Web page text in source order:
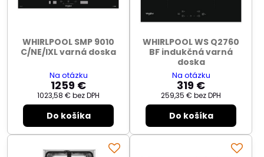
WHIRLPOOL SMP 9010
C/NE/IXL varná doska
Na otázku
1259 €
1023,58 € bez DPH
Do košíka
WHIRLPOOL WS Q2760
BF indukčná varná
doska
Na otázku
319 €
259,35 € bez DPH
Do košíka